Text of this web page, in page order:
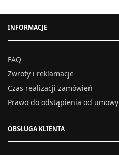
INFORMACJE
FAQ
Zwroty i reklamacje
Czas realizacji zamówień
Prawo do odstąpienia od umowy
OBSŁUGA KLIENTA